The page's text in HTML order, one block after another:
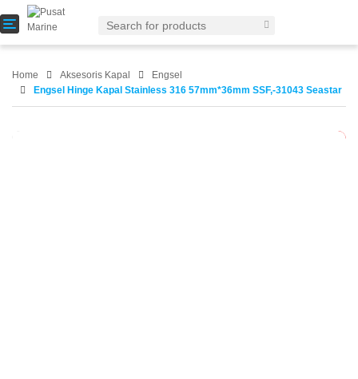
T
g
Home Aksesoris Kapal
Engsel
Engsel Hinge Kapal Stainless 316 57mm*36mm SSF,-31043 Seastar